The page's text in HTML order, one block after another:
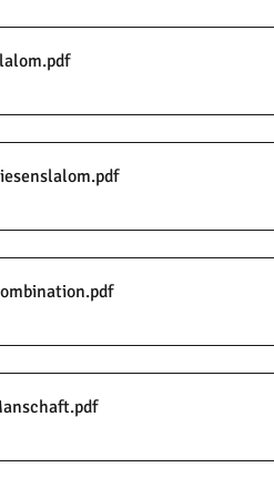
.pdf
.pdf
.pdf
.pdf